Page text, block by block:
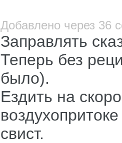
Добавлено через 36
Заправлять
Теперь без
было).
Ездить на
свист.